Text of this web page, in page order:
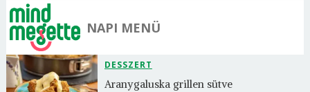
NAPI MENÜ
DESSZERT
Aranygaluska grillen sütve